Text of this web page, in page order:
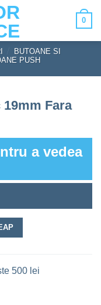
0
BUTOANE SI
PUSH
Fara
a vedea
500 lei